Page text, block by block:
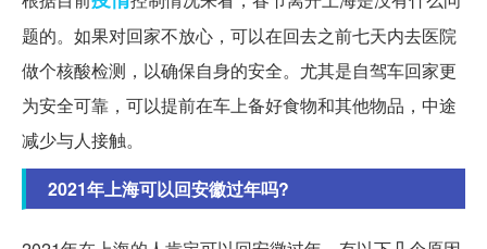
题的。如果对回家不放心，可以在回去之前七天内去医院
做个核酸检测，以确保自身的安全。尤其是自驾车回家更
为安全可靠，可以提前在车上备好食物和其他物品，中途
减少与人接触。
2021年上海可以回安徽过年吗?